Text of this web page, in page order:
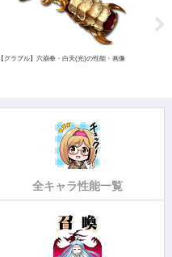
【グラブル】六崩拳・白天(光)の性能・画像
全キャラ性能一覧